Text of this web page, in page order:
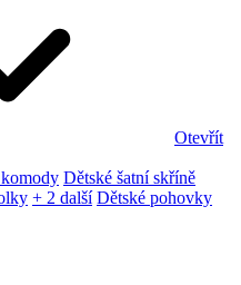
Otevřít
Dětské šatní skříně
+ 2 další Dětské pohovky